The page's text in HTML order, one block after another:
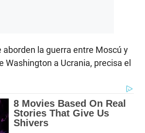
aborden la guerra entre Moscú y
Washington a Ucrania, precisa el